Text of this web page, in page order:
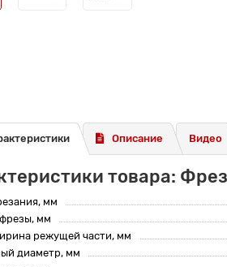
Описание Видео
товара:
мм
мм
режущей части, мм
диаметр, мм